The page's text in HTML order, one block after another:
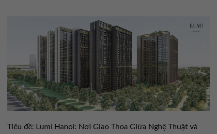
Tiêu đề: Lumi Hanoi: Nơi Giao Thoa Giữa Nghệ Thuật và